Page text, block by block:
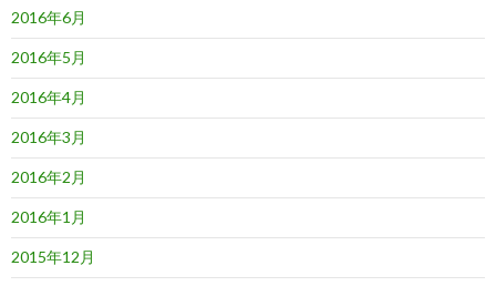
2016年6月
2016年5月
2016年4月
2016年3月
2016年2月
2016年1月
2015年12月